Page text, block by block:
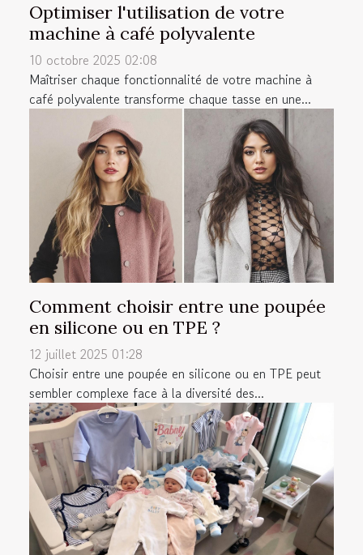
Optimiser l'utilisation de votre
machine à café polyvalente
10 octobre 2025 02:08
Maîtriser chaque fonctionnalité de votre machine à
café polyvalente transforme chaque tasse en une...
Comment choisir entre une poupée
en silicone ou en TPE ?
12 juillet 2025 01:28
Choisir entre une poupée en silicone ou en TPE peut
sembler complexe face à la diversité des...